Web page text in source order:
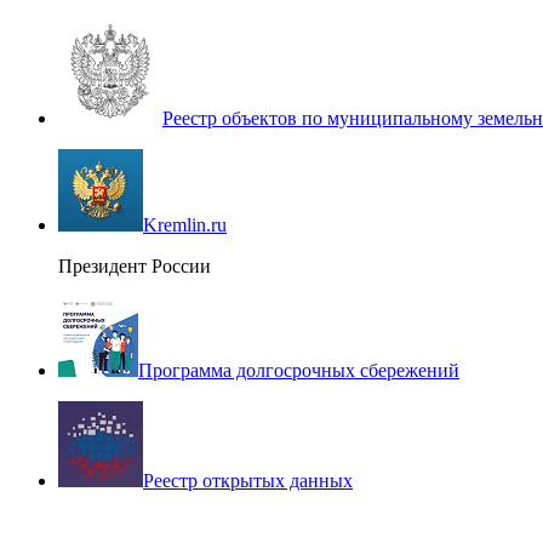
Реестр объектов по муниципальному
Kremlin.ru
Президент России
Программа долгосрочных сбережений
Реестр открытых данных